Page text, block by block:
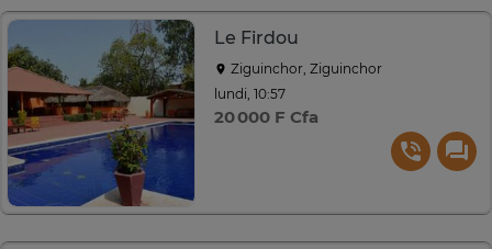
Le Firdou
Ziguinchor, Ziguinchor
lundi, 10:57
20 000 F Cfa